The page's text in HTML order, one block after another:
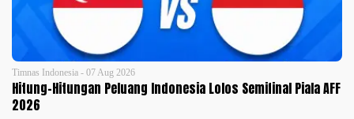
Timnas Indonesia - 07 Aug 2026
Hitung-Hitungan Peluang Indonesia Lolos Semifinal Piala AFF
2026